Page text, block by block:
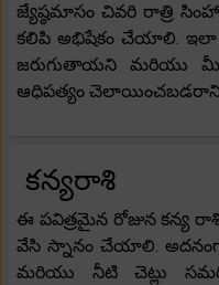
జ్యేష్ఠమాసం చివరి రాత్రి
కలిపి అభిషేకం చేయాలి.
జరుగుతాయని మరియు మీరు
ఆధిపత్యం చెలాయించబడరాని
కన్యరాశి
ఈ పవిత్రమైన రోజున కన్య
వేసి స్నానం చేయాలి. అదనంగా
మరియు నీటి చెట్లు